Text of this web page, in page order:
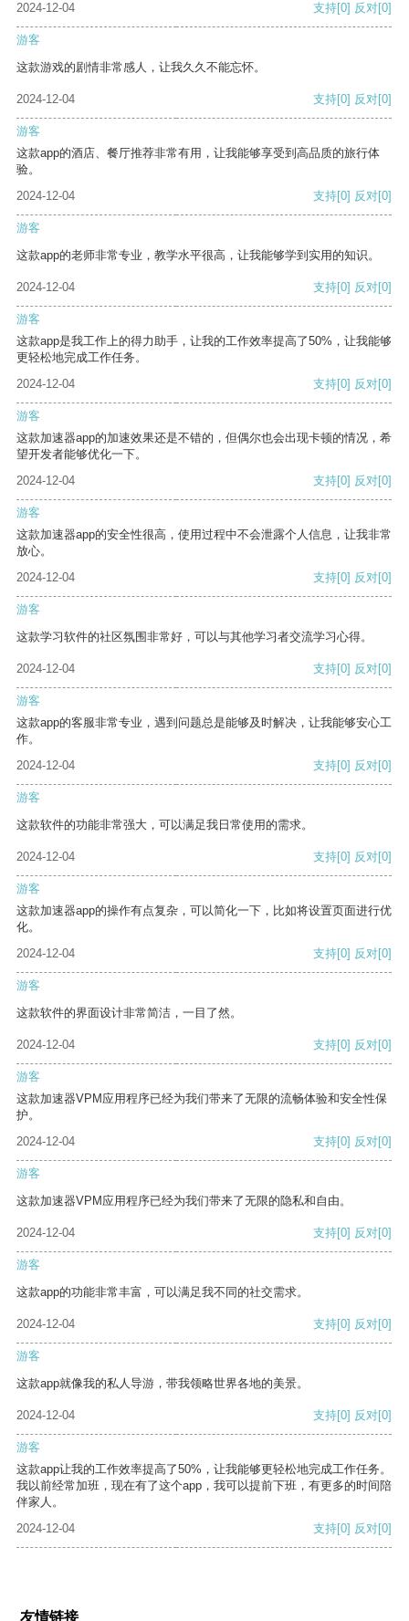
2024-12-04 支持[0] 反对[0]
游客
这款游戏的剧情非常感人，让我久久不能忘怀。
2024-12-04 支持[0] 反对[0]
游客
这款app的酒店、餐厅推荐非常有用，让我能够享受到高品质的旅行体
验。
2024-12-04
支持[0] 反对[0]
游客
这款app的老师非常专业，教学水平很高，让我能够学到实用的知识。
2024-12-04 支持[0] 反对[0]
游客
这款app是我工作上的得力助手，让我的工作效率提高了50%，让我能够
更轻松地完成工作任务。
2024-12-04
支持[0] 反对[0]
游客
这款加速器app的加速效果还是不错的，但偶尔也会出现卡顿的情况，希
望开发者能够优化一下。
2024-12-04
支持[0] 反对[0]
游客
这款加速器app的安全性很高，使用过程中不会泄露个人信息，让我非常
放心。
2024-12-04
支持[0] 反对[0]
游客
这款学习软件的社区氛围非常好，可以与其他学习者交流学习心得。
2024-12-04 支持[0] 反对[0]
游客
这款app的客服非常专业，遇到问题总是能够及时解决，让我能够安心工
作。
2024-12-04
支持[0] 反对[0]
游客
这款软件的功能非常强大，可以满足我日常使用的需求。
2024-12-04 支持[0] 反对[0]
游客
这款加速器app的操作有点复杂，可以简化一下，比如将设置页面进行优
化。
2024-12-04
支持[0] 反对[0]
游客
这款软件的界面设计非常简洁，一目了然。
2024-12-04 支持[0] 反对[0]
游客
这款加速器VPM应用程序已经为我们带来了无限的流畅体验和安全性保
护。
2024-12-04
支持[0] 反对[0]
游客
这款加速器VPM应用程序已经为我们带来了无限的隐私和自由。
2024-12-04 支持[0] 反对[0]
游客
这款app的功能非常丰富，可以满足我不同的社交需求。
2024-12-04 支持[0] 反对[0]
游客
这款app就像我的私人导游，带我领略世界各地的美景。
2024-12-04 支持[0] 反对[0]
游客
这款app让我的工作效率提高了50%，让我能够更轻松地完成工作任务。
我以前经常加班，现在有了这个app，我可以提前下班，有更多的时间陪
伴家人。
2024-12-04
支持[0] 反对[0]
友情链接